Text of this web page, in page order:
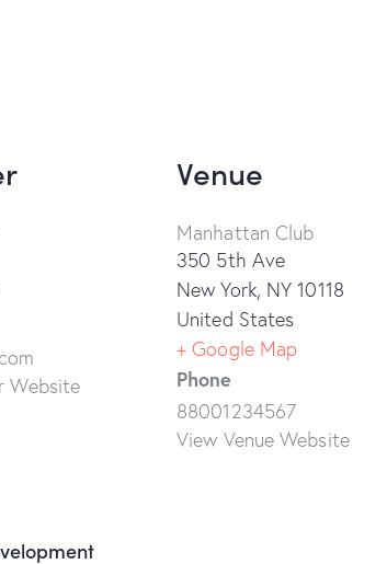
Website
Venue
Manhattan Club
350 5th Ave
New York, NY 10118
United States
+ Google Map
Phone
88001234567
View Venue Website